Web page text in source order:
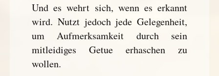
Und es wehrt sich, wenn es erkannt
wird. Nutzt jedoch jede Gelegenheit,
um Aufmerksamkeit durch sein
mitleidiges Getue erhaschen zu
wollen.